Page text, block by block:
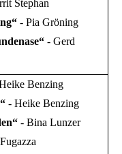
Stephan
- Pia Gröning
- Gerd
Benzing
- Heike Benzing
- Bina Lunzer